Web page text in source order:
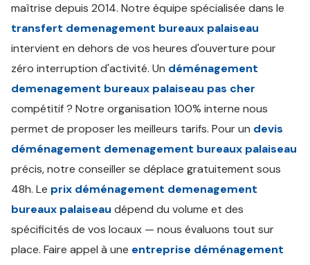
maîtrise depuis 2014. Notre équipe spécialisée dans le
transfert demenagement bureaux palaiseau
intervient en dehors de vos heures d'ouverture pour
zéro interruption d'activité. Un déménagement
demenagement bureaux palaiseau pas cher
compétitif ? Notre organisation 100% interne nous
permet de proposer les meilleurs tarifs. Pour un devis
déménagement demenagement bureaux palaiseau
précis, notre conseiller se déplace gratuitement sous
48h. Le prix déménagement demenagement
bureaux palaiseau dépend du volume et des
spécificités de vos locaux — nous évaluons tout sur
place. Faire appel à une entreprise déménagement